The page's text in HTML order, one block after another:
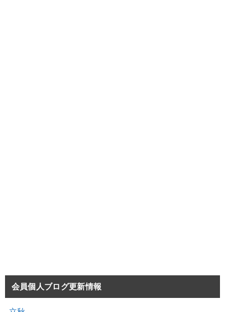
会員個人ブログ更新情報